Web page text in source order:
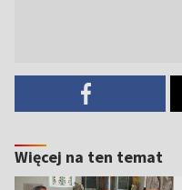
Więcej na ten temat